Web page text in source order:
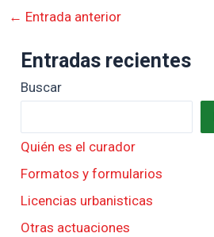
← Entrada anterior
Entradas recientes
Buscar
Quién es el curador
Formatos y formularios
Licencias urbanisticas
Otras actuaciones